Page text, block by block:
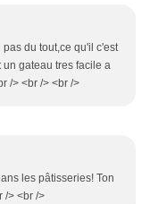
du tout,ce qu'il c'est
gateau tres facile a
/> <br /> <br />
les pâtisseries! Ton
/> <br />